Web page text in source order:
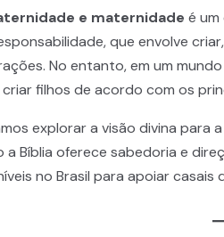
e maternidade é
que envolve
No entanto, em um
filhos de acordo com os
explorar a visão divina para
Bíblia oferece sabedoria e
no Brasil para apoiar